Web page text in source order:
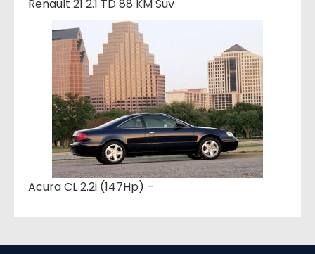
Renault 21 2.1 TD 88 KM Suv
Acura CL 2.2i (147Hp) –